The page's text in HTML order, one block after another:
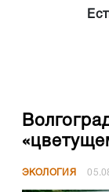
ЭКОЛОГИЯ